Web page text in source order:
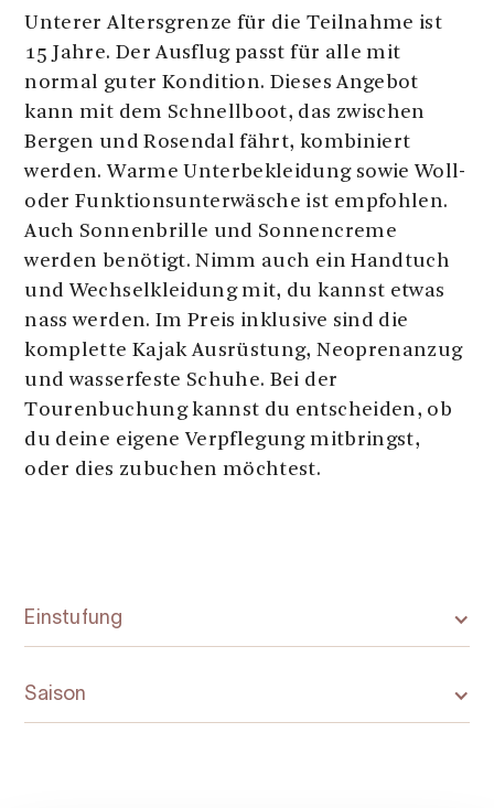
Unterer Altersgrenze für die Teilnahme ist
15 Jahre. Der Ausflug passt für alle mit
normal guter Kondition. Dieses Angebot
kann mit dem Schnellboot, das zwischen
Bergen und Rosendal fährt, kombiniert
werden. Warme Unterbekleidung sowie Woll-
oder Funktionsunterwäsche ist empfohlen.
Auch Sonnenbrille und Sonnencreme
werden benötigt. Nimm auch ein Handtuch
und Wechselkleidung mit, du kannst etwas
nass werden. Im Preis inklusive sind die
komplette Kajak Ausrüstung, Neoprenanzug
und wasserfeste Schuhe. Bei der
Tourenbuchung kannst du entscheiden, ob
du deine eigene Verpflegung mitbringst,
oder dies zubuchen möchtest.
Einstufung
Saison